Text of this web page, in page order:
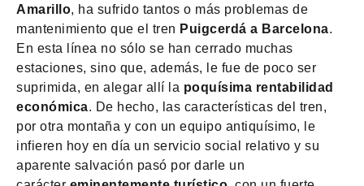
Amarillo, ha sufrido tantos o más problemas de
mantenimiento que el tren Puigcerdá a Barcelona.
En esta línea no sólo se han cerrado muchas
estaciones, sino que, además, le fue de poco ser
suprimida, en alegar allí la poquísima rentabilidad
económica. De hecho, las características del tren,
por otra montaña y con un equipo antiquísimo, le
infieren hoy en día un servicio social relativo y su
aparente salvación pasó por darle un